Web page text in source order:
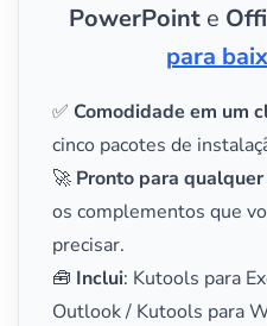
PowerPointe
para
✅ Comodidade em um
cinco pacotes de
🚀 Pronto para
os complementos que
precisar.
🧰 Inclui: Kutools para
Outlook / Kutools para